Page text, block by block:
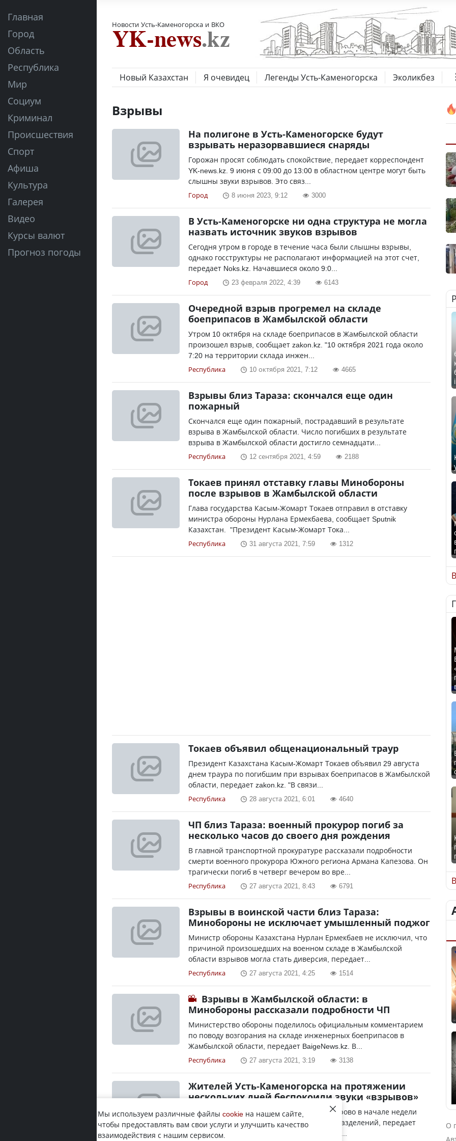
Главная
Город
Область
Республика
Мир
Социум
Криминал
Происшествия
Спорт
Афиша
Культура
Галерея
Видео
Курсы валют
Прогноз погоды
Новости Усть-Каменогорска и ВКО
Новый Казахстан Я очевидец Легенды Усть-Каменогорска Эколикбез
Взрывы
На полигоне в Усть-Каменогорске будут
взрывать неразорвавшиеся снаряды
Горожан просят соблюдать спокойствие, передает корреспондент
YK-news.kz. 9 июня с 09:00 до 13:00 в областном центре могут быть
слышны звуки взрывов. Это связ...
Город 8 июня 2023, 9:12 3000
В Усть-Каменогорске ни одна структура не могла
назвать источник звуков взрывов
Сегодня утром в городе в течение часа были слышны взрывы,
однако госструктуры не располагают информацией на этот счет,
передает Noks.kz. Начавшиеся около 9:0...
Город 23 февраля 2022, 4:39 6143
Очередной взрыв прогремел на складе
боеприпасов в Жамбылской области
Утром 10 октября на складе боеприпасов в Жамбылской области
произошел взрыв, сообщает zakon.kz. "10 октября 2021 года около
7:20 на территории склада инжен...
Республика 10 октября 2021, 7:12 4665
Взрывы близ Тараза: скончался еще один
пожарный
Скончался еще один пожарный, пострадавший в результате
взрыва в Жамбылской области. Число погибших в результате
взрыва в Жамбылской области достигло семнадцати...
Республика 12 сентября 2021, 4:59 2188
Токаев принял отставку главы Минобороны
после взрывов в Жамбылской области
Глава государства Касым-Жомарт Токаев отправил в отставку
министра обороны Нурлана Ермекбаева, сообщает Sputnik
Казахстан. "Президент Касым-Жомарт Тока...
Республика 31 августа 2021, 7:59 1312
Токаев объявил общенациональный траур
Президент Казахстана Касым-Жомарт Токаев объявил 29 августа
днем траура по погибшим при взрывах боеприпасов в Жамбылской
области, передает zakon.kz. "В связи...
Республика 28 августа 2021, 6:01 4640
ЧП близ Тараза: военный прокурор погиб за
несколько часов до своего дня рождения
В главной транспортной прокуратуре рассказали подробности
смерти военного прокурора Южного региона Армана Капезова. Он
трагически погиб в четверг вечером во вре...
Республика 27 августа 2021, 8:43 6791
Взрывы в воинской части близ Тараза:
Минобороны не исключает умышленный поджог
Министр обороны Казахстана Нурлан Ермекбаев не исключил, что
причиной произошедших на военном складе в Жамбылской
области взрывов могла стать диверсия, передает...
Республика 27 августа 2021, 4:25 1514
Взрывы в Жамбылской области: в
Минобороны рассказали подробности ЧП
Министерство обороны поделилось официальным комментарием
по поводу возгорания на складе инженерных боеприпасов в
Жамбылской области, передает BaigeNews.kz. В...
Республика 27 августа 2021, 3:19 3138
Жителей Усть-Каменогорска на протяжении
нескольких дней беспокоили звуки «взрывов»
Выяснилось, что на полигоне в Ново-Ахмирово в начале недели
проходили стрельбы мотострелковых подразделений, передает
корреспондент YK-news.kz. На протяжении...
О
Мы используем различные файлы cookie на нашем сайте,
чтобы предоставлять вам свои услуги и улучшить качество
взаимодействия с нашим сервисом.